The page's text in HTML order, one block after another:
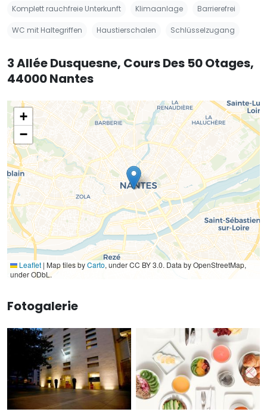
Komplett rauchfreie Unterkunft Klimaanlage Barrierefrei
WC mit Haltegriffen Haustierschalen Schlüsselzugang
3 Allée Dusquesne, Cours Des 50 Otages,
44000 Nantes
+
−
Leaflet | Map tiles byCarto, under CC BY 3.0. Data by OpenStreetMap,
under ODbL.
Fotogalerie